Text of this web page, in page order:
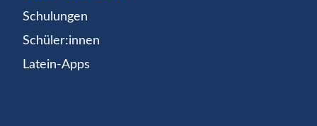
Schulungen
Schüler:innen
Latein-Apps